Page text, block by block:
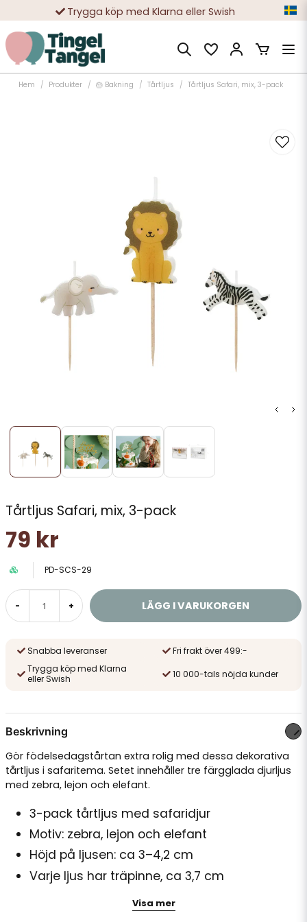
Trygga köp med Klarna eller Swish
10 000-tals nöjda kunder
Hem Produkter 🎂 Bakning Tårtljus Tårtljus Safari, mix, 3-pack
Tårtljus Safari, mix, 3-pack
79 kr
PD-SCS-29
- + LÄGG I VARUKORGEN
Snabba leveranser
Fri frakt över 499:-
Trygga köp med Klarna
eller Swish
10 000-tals nöjda kunder
Beskrivning
Gör födelsedagstårtan extra rolig med dessa dekorativa
tårtljus i safaritema. Setet innehåller tre färgglada djurljus
med zebra, lejon och elefant.
3-pack tårtljus med safaridjur
Motiv: zebra, lejon och elefant
Höjd på ljusen: ca 3–4,2 cm
Varje ljus har träpinne, ca 3,7 cm
Passar perfekt till safari- och djungelkalas
Visa mer